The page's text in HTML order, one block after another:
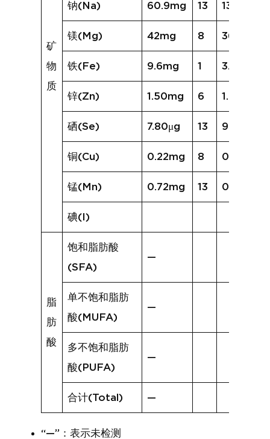
矿
物
质
钠(Na) 60.9mg 13 134.6mg
镁(Mg) 42mg 8 36mg
铁(Fe) 9.6mg 1 3.0mg
锌(Zn) 1.50mg 6 1.09mg
硒(Se) 7.80μg 13 9.83μg
铜(Cu) 0.22mg 8 0.23mg
锰(Mn) 0.72mg 13 0.81mg
碘(I)
脂
肪
酸
饱和脂肪酸
(SFA)
—
单不饱和脂肪
酸(MUFA)
—
多不饱和脂肪
酸(PUFA)
—
合计(Total) —
“—”：表示未检测